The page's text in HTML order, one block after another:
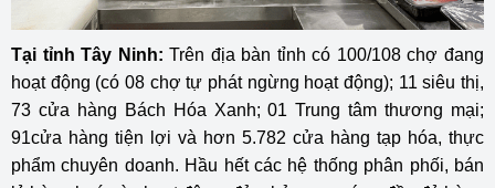
Tại tỉnh Tây Ninh: Trên địa bàn tỉnh có 100/108 chợ đang
hoạt động (có 08 chợ tự phát ngừng hoạt động); 11 siêu thị,
73 cửa hàng Bách Hóa Xanh; 01 Trung tâm thương mại;
91cửa hàng tiện lợi và hơn 5.782 cửa hàng tạp hóa, thực
phẩm chuyên doanh. Hầu hết các hệ thống phân phối, bán